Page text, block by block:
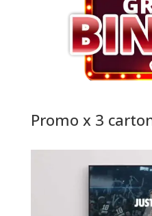
Promo x 3